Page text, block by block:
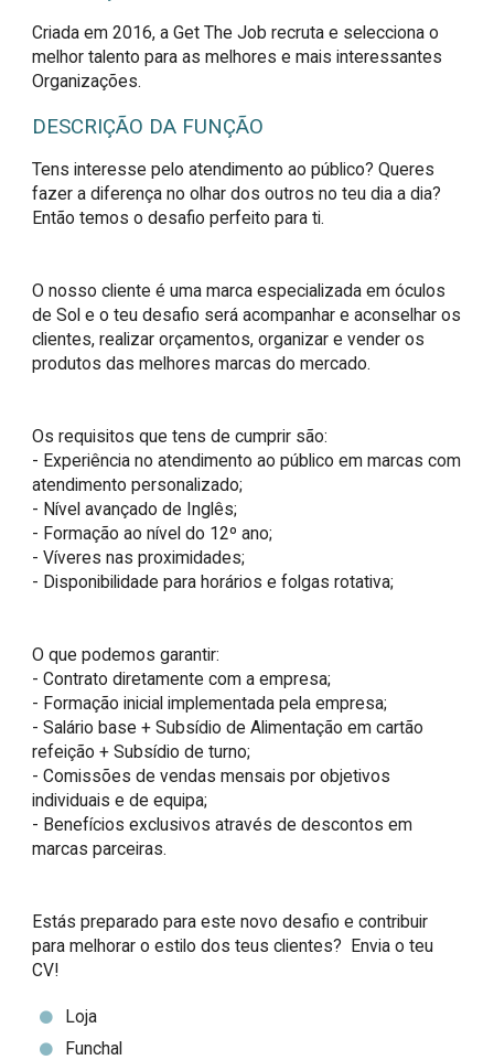
Criada em 2016, a Get The Job recruta e selecciona o
melhor talento para as melhores e mais interessantes
Organizações.
DESCRIÇÃO DA FUNÇÃO
Tens interesse pelo atendimento ao público? Queres
fazer a diferença no olhar dos outros no teu dia a dia?
Então temos o desafio perfeito para ti.
O nosso cliente é uma marca especializada em óculos
de Sol e o teu desafio será acompanhar e aconselhar os
clientes, realizar orçamentos, organizar e vender os
produtos das melhores marcas do mercado.
Os requisitos que tens de cumprir são:
- Experiência no atendimento ao público em marcas com
atendimento personalizado;
- Nível avançado de Inglês;
- Formação ao nível do 12º ano;
- Víveres nas proximidades;
- Disponibilidade para horários e folgas rotativa;
O que podemos garantir:
- Contrato diretamente com a empresa;
- Formação inicial implementada pela empresa;
- Salário base + Subsídio de Alimentação em cartão
refeição + Subsídio de turno;
- Comissões de vendas mensais por objetivos
individuais e de equipa;
- Benefícios exclusivos através de descontos em
marcas parceiras.
Estás preparado para este novo desafio e contribuir
para melhorar o estilo dos teus clientes?  Envia o teu
CV!
Loja
Funchal